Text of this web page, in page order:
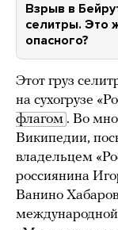
Взрыв в
селитры. Это
опасного?
Этот груз
на сухогрузе
флагом . Во
Википедии,
владельцем
россиянина
Ванино